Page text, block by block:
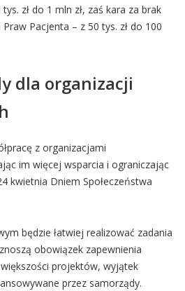
zł do 1 mln zł, zaś kara za brak
Pacjenta – z 50 tys. zł do 100
dla organizacji
z organizacjami
im więcej wsparcia i ograniczając
kwietnia Dniem Społeczeństwa
będzie łatwiej realizować zadania
obowiązek zapewnienia
projektów, wyjątek
przez samorządy.